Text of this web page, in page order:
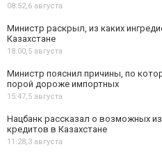
08:52,6 августа
Министр раскрыл, из каких
Казахстане
18:00,5 августа
Министр пояснил причины, по
порой дороже импортных
15:47,5 августа
Нацбанк рассказал о возможных
кредитов в Казахстане
11:28,3 августа